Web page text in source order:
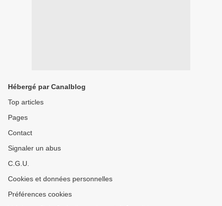
Hébergé par Canalblog
Top articles
Pages
Contact
Signaler un abus
C.G.U.
Cookies et données personnelles
Préférences cookies